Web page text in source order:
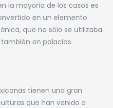
la mayoría de los casos es
en un elemento
que no sólo se utilizaba
en palacios.
tienen una gran
que han venido a